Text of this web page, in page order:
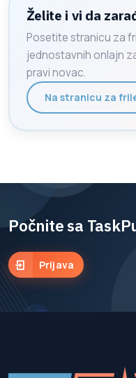
Želite i vi da
Posetite stranicu za
jednostavnih onlajn
pravi novac.
Na stranicu za
Počnite sa
Prijava